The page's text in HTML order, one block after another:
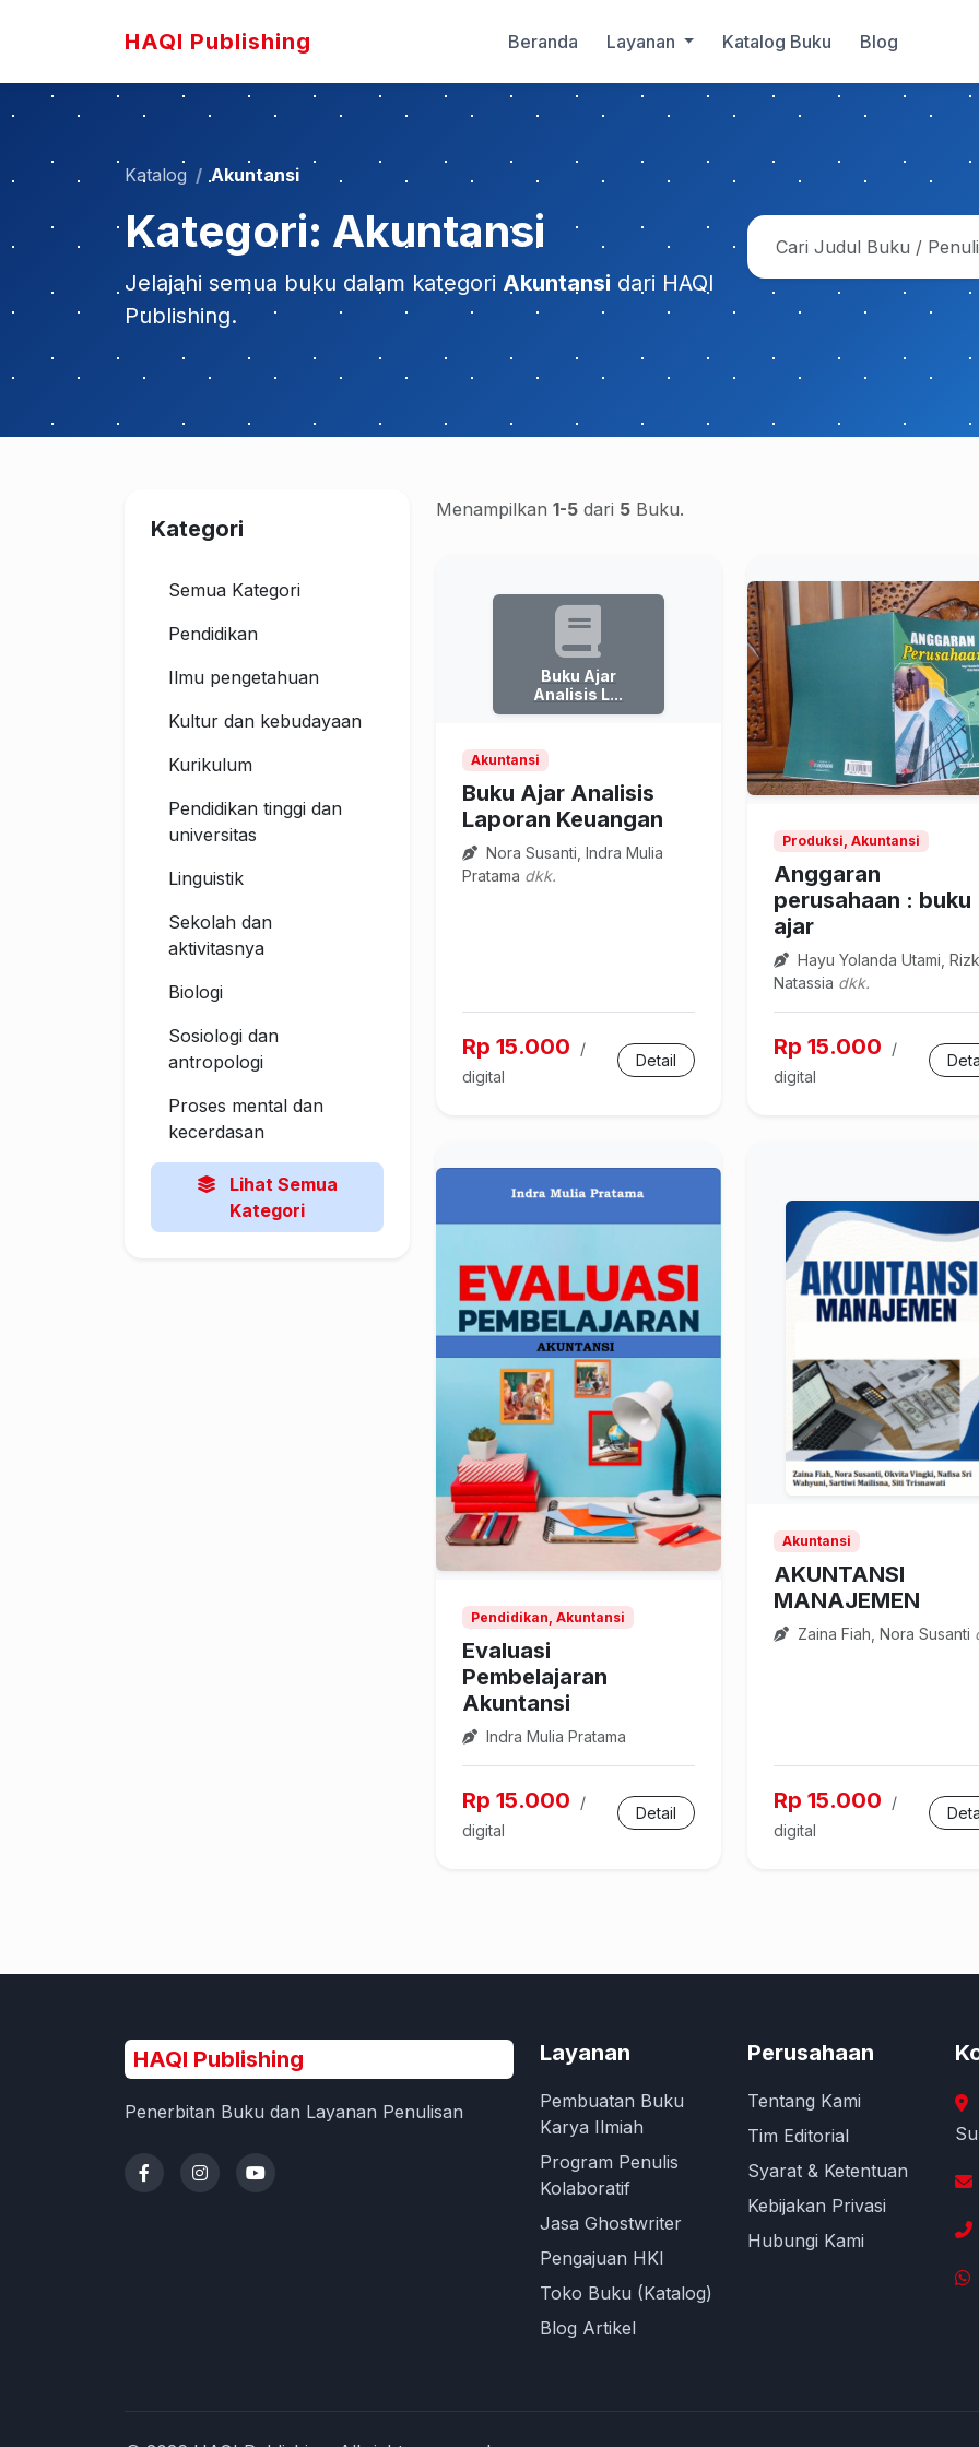
HAQI Publishing Beranda Layanan Katalog Buku Blog
Katalog Akuntansi
Kategori: Akuntansi
Jelajahi semua buku dalam kategori Akuntansi dari HAQI
Publishing.
Kategori
Semua Kategori
Pendidikan
Ilmu pengetahuan
Kultur dan kebudayaan
Kurikulum
Pendidikan tinggi dan
universitas
Linguistik
Sekolah dan
aktivitasnya
Biologi
Sosiologi dan
antropologi
Proses mental dan
kecerdasan
Lihat Semua
Kategori
Menampilkan 1-5 dari 5 Buku.
Buku Ajar
Analisis L...
Akuntansi
Buku Ajar Analisis
Laporan Keuangan
Nora Susanti, Indra Mulia
Pratama dkk.
Rp 15.000
/
digital
Detail
Produksi, Akuntansi
Anggaran
perusahaan : buku
ajar
Hayu Yolanda Utami,
Natassia dkk.
Rp 15.000
/
digital
Pendidikan, Akuntansi
Evaluasi
Pembelajaran
Akuntansi
Indra Mulia Pratama
Rp 15.000
/
digital
Detail
Akuntansi
AKUNTANSI
MANAJEMEN
Zaina Fiah, Nora Susanti
Rp 15.000
/
digital
HAQI Publishing
Penerbitan Buku dan Layanan Penulisan
Layanan
Pembuatan Buku
Karya Ilmiah
Program Penulis
Kolaboratif
Jasa Ghostwriter
Pengajuan HKI
Toko Buku (Katalog)
Blog Artikel
Perusahaan
Tentang Kami
Tim Editorial
Syarat & Ketentuan
Kebijakan Privasi
Hubungi Kami